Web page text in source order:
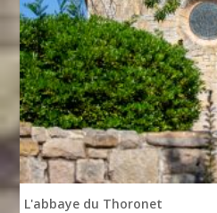
L'abbaye du Thoronet